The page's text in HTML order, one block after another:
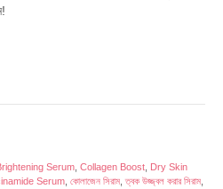
Serum Collagen Boost Dry Skin
Serum কোলাজেন সিরাম ,ত্বক উজ্জ্বল করার সিরাম